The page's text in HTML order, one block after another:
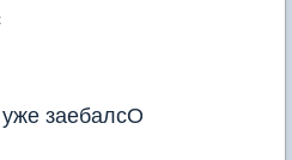
заебалсО